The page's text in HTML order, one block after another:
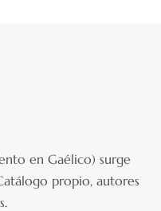
en Gaélico) surge
propio, autores
.